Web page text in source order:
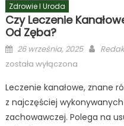
Zdrowie I Uroda
Czy Leczenie
Od Zęba?
Posted
on
26 września, 2025
została wyłączona
Leczenie kanałowe, znane
z najczęściej
zachowawczej. Polega na